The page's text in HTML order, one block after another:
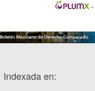
-
Indexada en: